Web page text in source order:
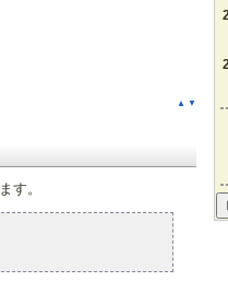
▲ ▼
す。